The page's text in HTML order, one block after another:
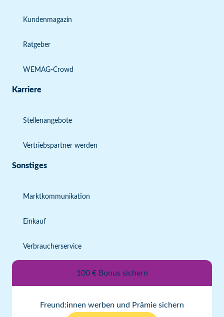
Kundenmagazin
Ratgeber
WEMAG-Crowd
Karriere
Stellenangebote
Vertriebspartner werden
Sonstiges
Marktkommunikation
Einkauf
Verbraucherservice
100 € Bonus sichern
Freund:innen werben und Prämie sichern